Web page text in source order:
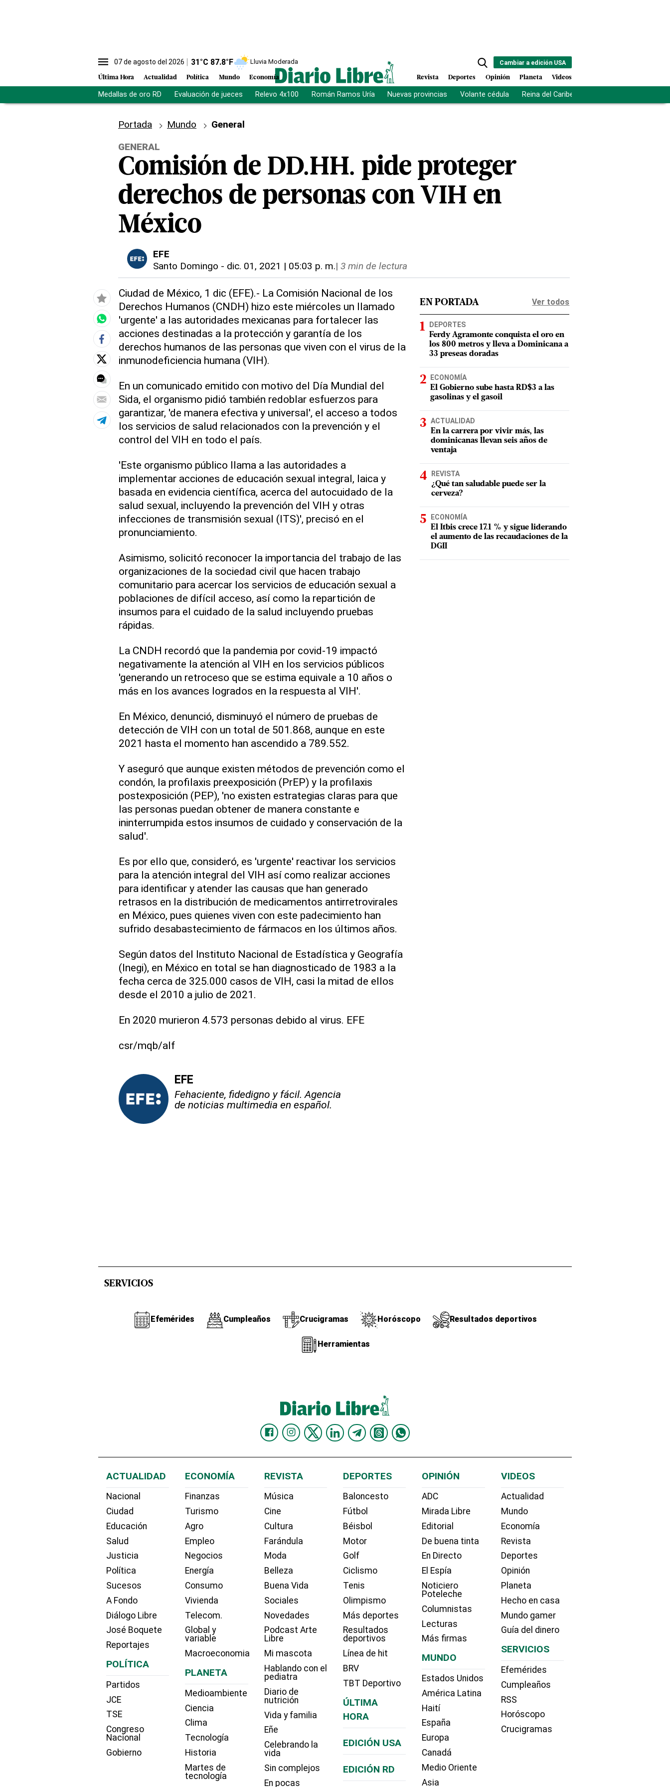
07 de agosto del 2026 31°C 87.8°F Lluvia Moderada
Última Hora Actualidad Política Mundo Economía
Cambiar a edición USA
Revista Deportes Opinión Planeta Videos
Medallas de oro RD Evaluación de jueces Relevo 4x100 Román Ramos Uría Nuevas provincias Volante cédula Reina del Caribe
Portada Mundo
General
GENERAL
Comisión de DD.HH. pide proteger
derechos de personas con VIH en
México
EFE
Santo Domingo - dic. 01, 2021 | 05:03 p. m.| 3 min de lectura
Ciudad de México, 1 dic (EFE).- La Comisión Nacional de los
Derechos Humanos (CNDH) hizo este miércoles un llamado
'urgente' a las autoridades mexicanas para fortalecer las
acciones destinadas a la protección y garantía de los
derechos humanos de las personas que viven con el virus de la
inmunodeficiencia humana (VIH).
En un comunicado emitido con motivo del Día Mundial del
Sida, el organismo pidió también redoblar esfuerzos para
garantizar, 'de manera efectiva y universal', el acceso a todos
los servicios de salud relacionados con la prevención y el
control del VIH en todo el país.
'Este organismo público llama a las autoridades a
implementar acciones de educación sexual integral, laica y
basada en evidencia científica, acerca del autocuidado de la
salud sexual, incluyendo la prevención del VIH y otras
infecciones de transmisión sexual (ITS)', precisó en el
pronunciamiento.
Asimismo, solicitó reconocer la importancia del trabajo de las
organizaciones de la sociedad civil que hacen trabajo
comunitario para acercar los servicios de educación sexual a
poblaciones de difícil acceso, así como la repartición de
insumos para el cuidado de la salud incluyendo pruebas
rápidas.
La CNDH recordó que la pandemia por covid-19 impactó
negativamente la atención al VIH en los servicios públicos
'generando un retroceso que se estima equivale a 10 años o
más en los avances logrados en la respuesta al VIH'.
En México, denunció, disminuyó el número de pruebas de
detección de VIH con un total de 501.868, aunque en este
2021 hasta el momento han ascendido a 789.552.
Y aseguró que aunque existen métodos de prevención como el
condón, la profilaxis preexposición (PrEP) y la profilaxis
postexposición (PEP), 'no existen estrategias claras para que
las personas puedan obtener de manera constante e
ininterrumpida estos insumos de cuidado y conservación de la
salud'.
Es por ello que, consideró, es 'urgente' reactivar los servicios
para la atención integral del VIH así como realizar acciones
para identificar y atender las causas que han generado
retrasos en la distribución de medicamentos antirretrovirales
en México, pues quienes viven con este padecimiento han
sufrido desabastecimiento de fármacos en los últimos años.
Según datos del Instituto Nacional de Estadística y Geografía
(Inegi), en México en total se han diagnosticado de 1983 a la
fecha cerca de 325.000 casos de VIH, casi la mitad de ellos
desde el 2010 a julio de 2021.
En 2020 murieron 4.573 personas debido al virus. EFE
csr/mqb/alf
EFE
Fehaciente, fidedigno y fácil. Agencia
de noticias multimedia en español.
EN PORTADA Ver todos
DEPORTES
Ferdy Agramonte conquista el oro en
los 800 metros y lleva a Dominicana a
33 preseas doradas
ECONOMÍA
El Gobierno sube hasta RD$3 a las
gasolinas y el gasoil
ACTUALIDAD
En la carrera por vivir más, las
dominicanas llevan seis años de
ventaja
REVISTA
¿Qué tan saludable puede ser la
cerveza?
ECONOMÍA
El Itbis crece 17.1 % y sigue liderando
el aumento de las recaudaciones de la
DGII
SERVICIOS
Efemérides Cumpleaños Crucigramas Horóscopo Resultados deportivos
Herramientas
ACTUALIDAD
Nacional
Ciudad
Educación
Salud
Justicia
Política
Sucesos
A Fondo
Diálogo Libre
José Boquete
Reportajes
POLÍTICA
Partidos
JCE
TSE
Congreso
Nacional
Gobierno
ECONOMÍA
Finanzas
Turismo
Agro
Empleo
Negocios
Energía
Consumo
Vivienda
Telecom.
Global y
variable
Macroeconomia
PLANETA
Medioambiente
Ciencia
Clima
Tecnología
Historia
Martes de
tecnología
REVISTA
Música
Cine
Cultura
Farándula
Moda
Belleza
Buena Vida
Sociales
Novedades
Podcast Arte
Libre
Mi mascota
Hablando con el
pediatra
Diario de
nutrición
Vida y familia
Eñe
Celebrando la
vida
Sin complejos
En pocas
DEPORTES
Baloncesto
Fútbol
Béisbol
Motor
Golf
Ciclismo
Tenis
Olimpismo
Más deportes
Resultados
deportivos
Línea de hit
BRV
TBT Deportivo
ÚLTIMA
HORA
EDICIÓN USA
EDICIÓN RD
OPINIÓN
ADC
Mirada Libre
Editorial
De buena tinta
En Directo
El Espía
Noticiero
Poteleche
Columnistas
Lecturas
Más firmas
MUNDO
Estados Unidos
América Latina
Haití
España
Europa
Canadá
Medio Oriente
Asia
VIDEOS
Actualidad
Mundo
Economía
Revista
Deportes
Opinión
Planeta
Hecho en casa
Mundo gamer
Guía del dinero
SERVICIOS
Efemérides
Cumpleaños
RSS
Horóscopo
Crucigramas